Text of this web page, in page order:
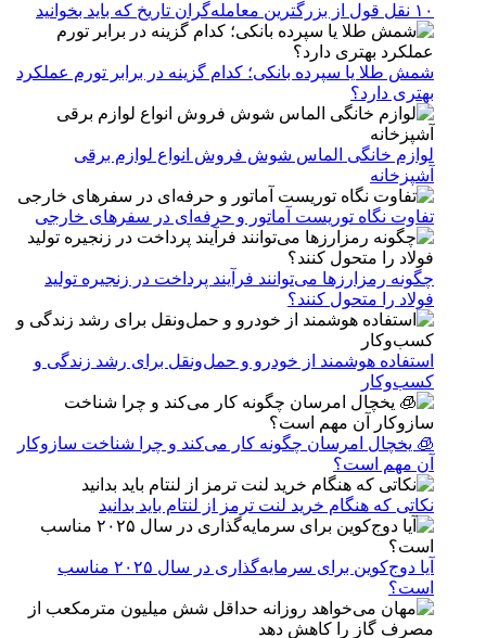
۱۰ نقل قول از بزرگترین معامله‌گران تاریخ که باید بخوانید
شمش طلا یا سپرده بانکی؛ کدام گزینه در برابر تورم عملکرد
بهتری دارد؟
لوازم خانگی الماس شوش فروش انواع لوازم برقی
آشپزخانه
تفاوت نگاه توریست آماتور و حرفه‌ای در سفرهای خارجی
چگونه رمزارزها می‌توانند فرآیند پرداخت در زنجیره تولید
فولاد را متحول کنند؟
استفاده هوشمند از خودرو و حمل‌ونقل برای رشد زندگی و
کسب‌وکار
🧊 یخچال امرسان چگونه کار می‌کند و چرا شناخت سازوکار
آن مهم است؟
نکاتی که هنگام خرید لنت ترمز از لنتام باید بدانید
آیا دوج‌کوین برای سرمایه‌گذاری در سال ۲۰۲۵ مناسب
است؟